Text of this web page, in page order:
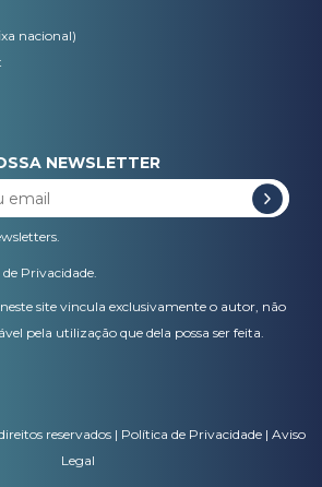
nacional)
NEWSLETTER
Privacidade.
site vincula exclusivamente o autor, não
pela utilização que dela possa ser feita.
reservados | Política de Privacidade| Aviso
Legal